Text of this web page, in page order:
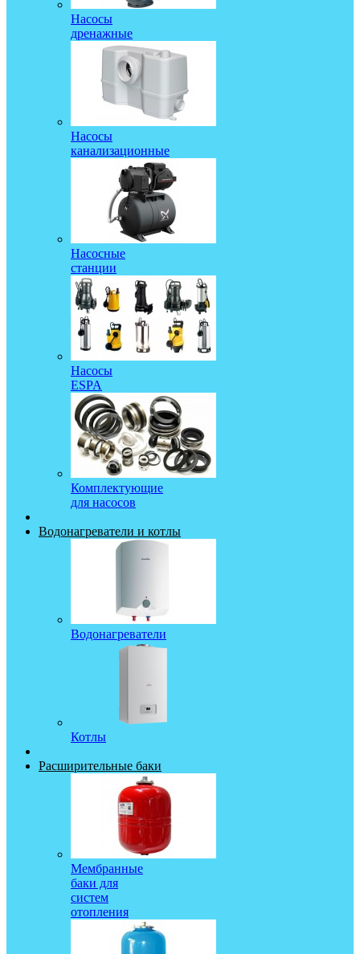
Насосы
дренажные
Насосы
канализационные
Насосные
станции
Насосы
ESPA
Комплектующие
для насосов
Водонагреватели и котлы
Водонагреватели
Котлы
Расширительные баки
Мембранные
баки для
систем
отопления